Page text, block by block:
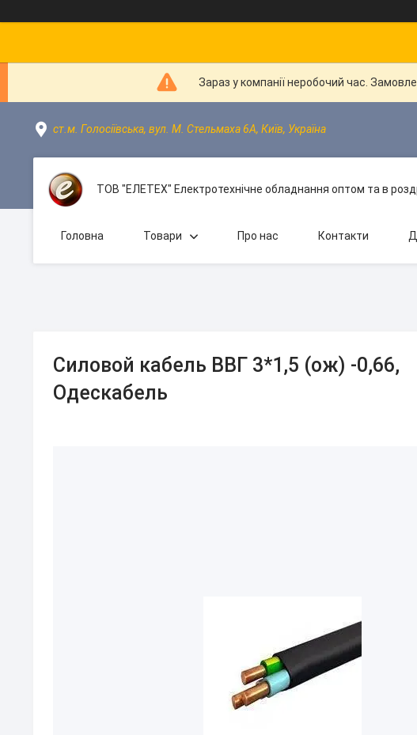
Зараз у компанії неробочий час.
ст.м. Голосіївська, вул. М. Стельмаха 6А, Київ, Україна
ТОВ "ЕЛЕТЕХ" Електротехнічне обладнання оптом та в
Головна Товари Про нас Контакти
Силовой кабель ВВГ 3*1,5 (ож) -0,66,
Одескабель